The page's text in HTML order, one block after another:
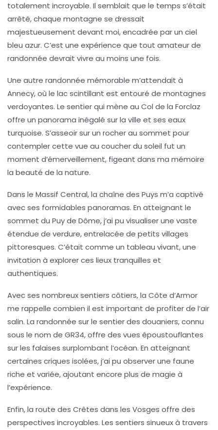
totalement incroyable. Il semblait que le temps s’était
arrêté, chaque montagne se dressait
majestueusement devant moi, encadrée par un ciel
bleu azur. C’est une expérience que tout amateur de
randonnée devrait vivre au moins une fois.
Une autre randonnée mémorable m’attendait à
Annecy, où le lac scintillant est entouré de montagnes
verdoyantes. Le sentier qui mène au Col de la Forclaz
offre un panorama inégalé sur la ville et ses eaux
turquoise. S’asseoir sur un rocher au sommet pour
contempler cette vue au coucher du soleil fut un
moment d’émerveillement, figeant dans ma mémoire
la beauté de la nature.
Dans le Massif Central, la chaîne des Puys m’a captivé
avec ses formidables panoramas. En atteignant le
sommet du Puy de Dôme, j’ai pu visualiser une vaste
étendue de verdure, entrelacée de petits villages
pittoresques. C’était comme un tableau vivant, une
invitation à explorer ces lieux tranquilles et
authentiques.
Avec ses nombreux sentiers côtiers, la Côte d’Armor
me rappelle combien il est important de profiter de l’air
salin. La randonnée sur le sentier des douaniers, connu
sous le nom de GR34, offre des vues époustouflantes
sur les falaises surplombant l’océan. En atteignant
certaines criques isolées, j’ai pu observer une faune
riche et variée, ajoutant encore plus de magie à
l’expérience.
Enfin, la route des Crêtes dans les Vosges offre des
perspectives incroyables. Les sentiers sinueux à travers